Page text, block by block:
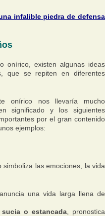
infalible piedra de defensa
onírico, existen algunas ideas
que se repiten en diferentes
onírico nos llevaría mucho
significado y los siguientes
por el gran contenido
ejemplos:
las emociones, la vida
una vida larga llena de
o estancada, pronostica